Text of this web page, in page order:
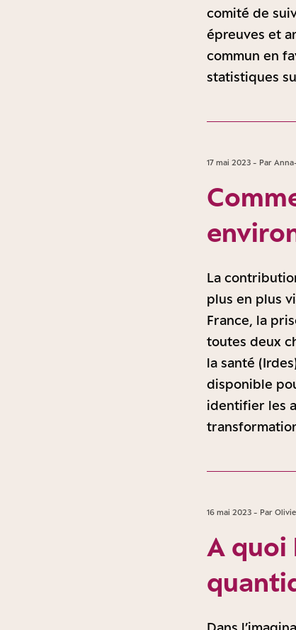
comité de
épreuves et
commun en
statistiques
17 mai 2023 - Par
La
plus en plus
France, la
toutes deux
la santé
disponible
identifier les
16 mai 2023 - Par
A quoi